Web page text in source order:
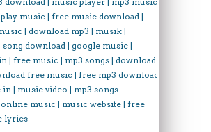
music | free music download |
| download mp3 | musik |
song download | google music |
| free music | mp3 songs | download
free music | free mp3 download
| music video | mp3 songs
music | music website | free
lyrics